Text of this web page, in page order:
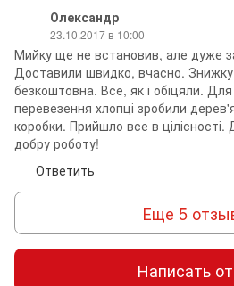
Олександр
23.10.2017 в 10:00
Мийку ще не встановив, але дуже
Доставили швидко, вчасно.
безкоштовна. Все, як і обіцяли. Для
перевезення хлопці зробили
коробки. Прийшло все в
добру роботу!
Ответить
Еще 5
Написать